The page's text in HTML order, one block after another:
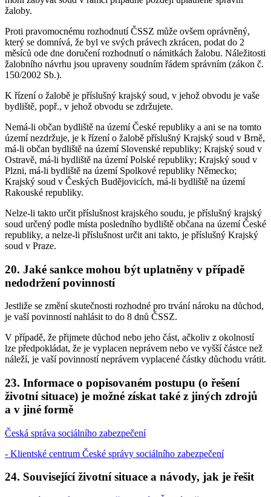
žaloby.
Proti pravomocnému rozhodnutí ČSSZ může ovšem oprávněný,
který se domnívá, že byl ve svých právech zkrácen, podat do 2
měsíců ode dne doručení rozhodnutí o námitkách žalobu. Náležitosti
žalobního návrhu jsou upraveny soudním řádem správním (zákon č.
150/2002 Sb.).
K řízení o žalobě je příslušný krajský soud, v jehož obvodu je vaše
bydliště, popř., v jehož obvodu se zdržujete.
Nemá-li občan bydliště na území České republiky a ani se na tomto
území nezdržuje, je k řízení o žalobě příslušný Krajský soud v Brně,
má-li občan bydliště na území Slovenské republiky; Krajský soud v
Ostravě, má-li bydliště na území Polské republiky; Krajský soud v
Plzni, má-li bydliště na území Spolkové republiky Německo;
Krajský soud v Českých Budějovicích, má-li bydliště na území
Rakouské republiky.
Nelze-li takto určit příslušnost krajského soudu, je příslušný krajský
soud určený podle místa posledního bydliště občana na území České
republiky, a nelze-li příslušnost určit ani takto, je příslušný Krajský
soud v Praze.
20. Jaké sankce mohou být uplatněny v případě
nedodržení povinností
Jestliže se změní skutečnosti rozhodné pro trvání nároku na důchod,
je vaší povinností nahlásit to do 8 dnů ČSSZ.
V případě, že přijmete důchod nebo jeho část, ačkoliv z okolností
lze předpokládat, že je vyplacen neprávem nebo ve vyšší částce než
náleží, je vaší povinností neprávem vyplacené částky důchodu vrátit.
23. Informace o popisovaném postupu (o řešení
životní situace) je možné získat také z jiných zdrojů
a v jiné formě
Česká správa sociálního zabezpečení
- Klientské centrum České správy sociálního zabezpečení
24. Související životní situace a návody, jak je řešit